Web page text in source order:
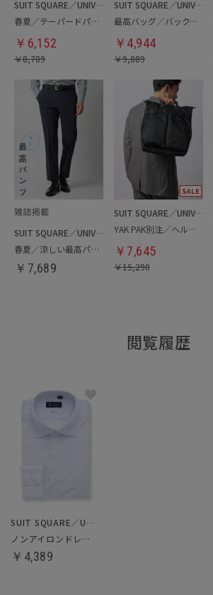
SUIT SQUARE／UNIVERSAL LANGUAGE
春夏／テーパードパンツ
￥ 6,152
￥8,789
SUIT SQUARE／UNIVERSAL LANGUAGE
最高バッグ／バックパック
￥ 4,944
￥9,889
SUIT SQUARE／UNIVERSAL LANGUAGE
春夏／涼しい最高パンツ
￥ 7,689
SUIT SQUARE／UNIVERSAL LANGUAGE
YAK PAK別注／ヘルメットバッグ
￥ 7,645
￥15,290
閲覧履歴
SUIT SQUARE／UNIVERSAL LANGUAGE
ノンアイロンドレスシャツ
￥4,389